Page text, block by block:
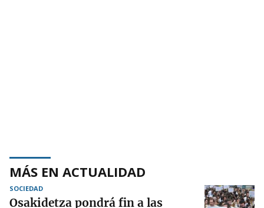
MÁS EN ACTUALIDAD
SOCIEDAD
Osakidetza pondrá fin a las